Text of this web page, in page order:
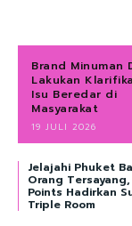
Brand Minuman
Lakukan
Isu Beredar di
Masyarakat
19 JULI 2026
Jelajahi Phuket
Orang
Points Hadirkan
Triple Room